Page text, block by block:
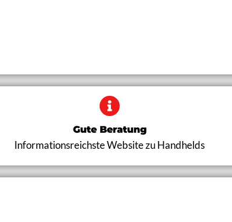
Gute Beratung
Informationsreichste Website zu Handhelds